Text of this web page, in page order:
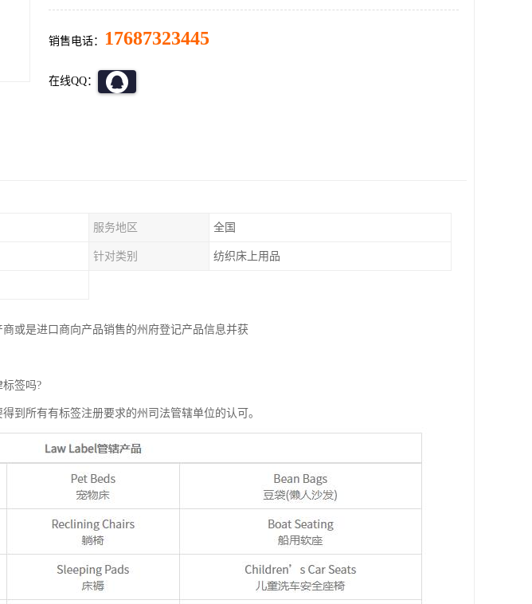
销售电话： 17687323445
在线QQ：
服务地区 全国
针对类别 纺织床上用品
或是进口商向产品销售的州府登记产品信息并获
签吗?
到所有有标签注册要求的州司法管辖单位的认可。